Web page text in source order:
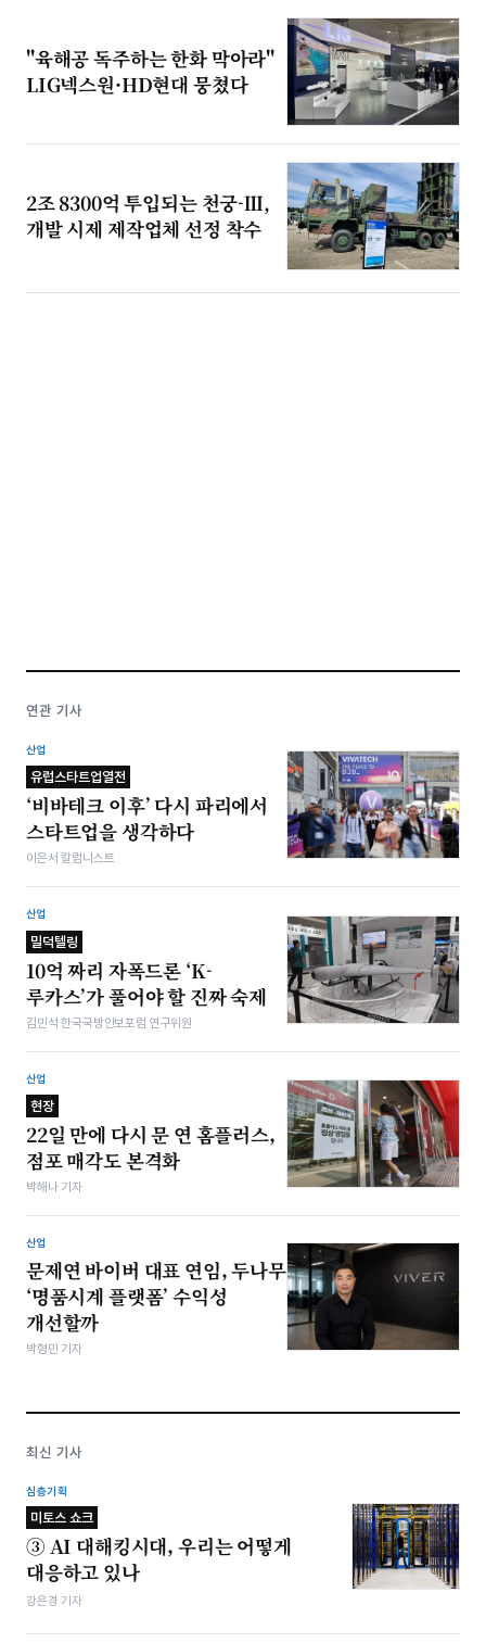
"육해공 독주하는 한화 막아라"
LIG넥스원·HD현대 뭉쳤다
2조 8300억 투입되는 천궁-Ⅲ,
개발 시제 제작업체 선정 착수
연관 기사
산업
유럽스타트업열전
‘비바테크 이후’ 다시 파리에서
스타트업을 생각하다
이은서 칼럼니스트
산업
밀덕텔링
10억 짜리 자폭드론 ‘K-
루카스’가 풀어야 할 진짜 숙제
김민석 한국국방안보포럼 연구위원
산업
현장
22일 만에 다시 문 연 홈플러스,
점포 매각도 본격화
박해나 기자
산업
문제연 바이버 대표 연임, 두나무
‘명품시계 플랫폼’ 수익성
개선할까
박형민 기자
최신 기사
심층기획
미토스 쇼크
③ AI 대해킹시대, 우리는 어떻게
대응하고 있나
강은경 기자